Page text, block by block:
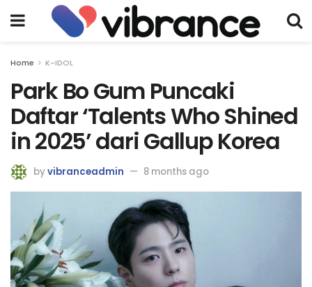
Home K-IDOL
Park Bo Gum Puncaki
Daftar ‘Talents Who Shined
in 2025’ dari Gallup Korea
byvibranceadmin 8 months ago